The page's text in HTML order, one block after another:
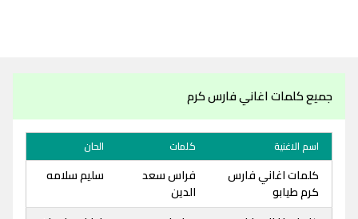
جميع كلمات اغاني فارس كرم
اسم الاغنية كلمات الحان
كلمات اغاني فارس
كرم طيابو
فراس سعد
الدين
سليم سلامه